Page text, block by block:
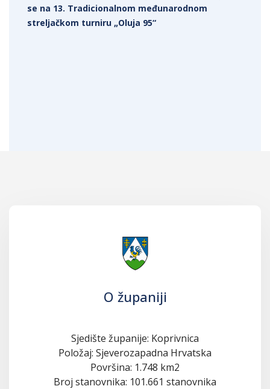
se na 13. Tradicionalnom međunarodnom
streljačkom turniru „Oluja 95“
O županiji
Sjedište županije: Koprivnica
Položaj: Sjeverozapadna Hrvatska
Površina: 1.748 km2
Broj stanovnika: 101.661 stanovnika